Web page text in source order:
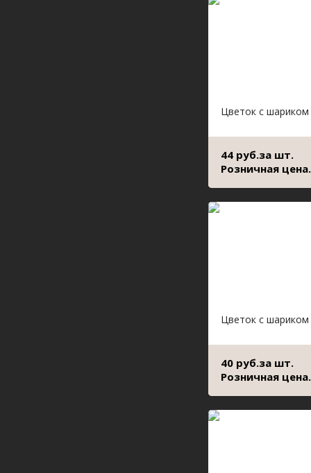
Цветок с
44 руб.за шт.
Розничная цена.
Цветок с
40 руб.за шт.
Розничная цена.